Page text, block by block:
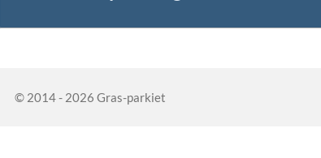
© 2014 - 2026 Gras-parkiet